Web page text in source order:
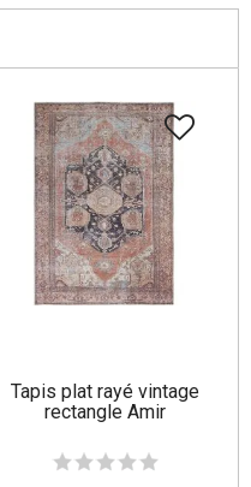
Tapis plat rayé vintage
rectangle Amir